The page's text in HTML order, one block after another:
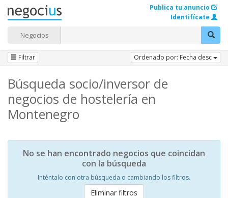
Negocios
Publica tu anuncio
Identifícate
Filtrar Ordenado por: Fecha desc
Búsqueda socio/inversor de
negocios de hostelería en
Montenegro
No se han encontrado negocios que coincidan
con la búsqueda
Inténtalo con otra búsqueda o cambiando los filtros.
Eliminar filtros